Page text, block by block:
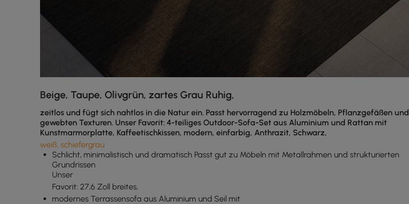
Beige, Taupe, Olivgrün, zartes Grau Ruhig,
zeitlos und fügt sich nahtlos in die Natur ein. Passt hervorragend zu Holzmöbeln, Pflanzgefäßen und
gewebten Texturen. Unser Favorit: 4-teiliges Outdoor-Sofa-Set aus Aluminium und Rattan mit
Kunstmarmorplatte, Kaffeetischkissen, modern, einfarbig, Anthrazit, Schwarz,
weiß, schiefergrau
Schlicht, minimalistisch und dramatisch Passt gut zu Möbeln mit Metallrahmen und strukturierten
Grundrissen
Unser
Favorit: 27,6 Zoll breites,
modernes Terrassensofa aus Aluminium und Seil mit